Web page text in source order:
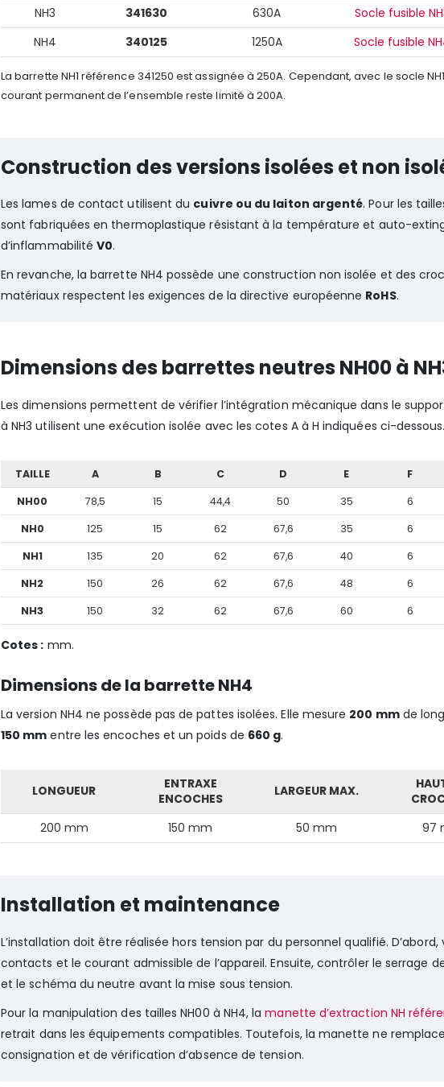
NH3
341630 630A Socle fusible
NH4
340125 1250A Socle fusible
La barrette NH1 référence 341250 est assignée à 250A. Cependant, avec le socle
courant permanent de l’ensemble reste limité à 200A.
Construction des versions isolées et non
Les lames de contact utilisent du cuivre ou du laiton argenté. Pour les
sont fabriquées en thermoplastique résistant à la température et auto-
d’inflammabilitéV0.
En revanche, la barrette NH4 possède une construction non isolée et des
matériaux respectent les exigences de la directive européenne RoHS.
Dimensions des barrettes neutres NH00 à
Les dimensions permettent de vérifier l’intégration mécanique dans le
à NH3 utilisent une exécution isolée avec les cotes A à H indiquées ci-dessous.
TAILLE A B C D E F
NH00
78,5 15 44,4 50 35 6
NH0
125 15 62 67,6 35 6
NH1
135 20 62 67,6 40 6
NH2
150 26 62 67,6 48 6
NH3
150 32 62 67,6 60 6
Cotes : mm.
Dimensions de la barrette NH4
La version NH4 ne possède pas de pattes isolées. Elle mesure 200 mmde
150 mm entre les encoches et un poids de 660 g.
LONGUEUR
ENTRAXE
ENCOCHES
LARGEUR MAX.
200 mm 150 mm 50 mm 97
Installation et maintenance
L’installation doit être réalisée hors tension par du personnel qualifié. D’abord,
contacts et le courant admissible de l’appareil. Ensuite, contrôler le serrage
et le schéma du neutre avant la mise sous tension.
Pour la manipulation des tailles NH00 à NH4, lamanette d’extraction NH
retrait dans les équipements compatibles. Toutefois, la manette ne
consignation et de vérification d’absence de tension.